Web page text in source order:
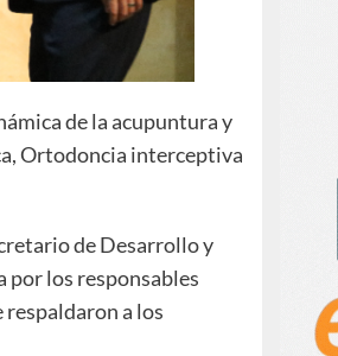
de la acupuntura y
Ortodoncia interceptiva
de Desarrollo y
por los responsables
a los